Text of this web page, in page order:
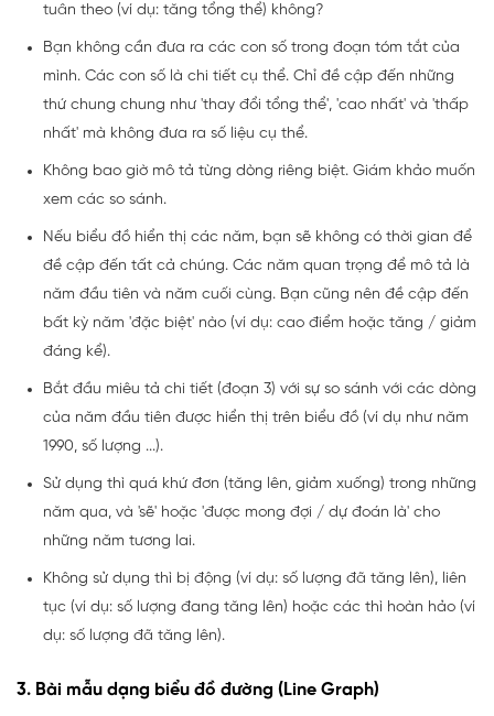
tuân theo (ví dụ: tăng tổng thể) không?
Bạn không cần đưa ra các con số trong đoạn tóm tắt của
mình. Các con số là chi tiết cụ thể. Chỉ đề cập đến những
thứ chung chung như 'thay đổi tổng thể', 'cao nhất' và 'thấp
nhất' mà không đưa ra số liệu cụ thể.
Không bao giờ mô tả từng dòng riêng biệt. Giám khảo muốn
xem các so sánh.
Nếu biểu đồ hiển thị các năm, bạn sẽ không có thời gian để
đề cập đến tất cả chúng. Các năm quan trọng để mô tả là
năm đầu tiên và năm cuối cùng. Bạn cũng nên đề cập đến
bất kỳ năm 'đặc biệt' nào (ví dụ: cao điểm hoặc tăng / giảm
đáng kể).
Bắt đầu miêu tả chi tiết (đoạn 3) với sự so sánh với các dòng
của năm đầu tiên được hiển thị trên biểu đồ (ví dụ như năm
1990, số lượng ...).
Sử dụng thì quá khứ đơn (tăng lên, giảm xuống) trong những
năm qua, và 'sẽ' hoặc 'được mong đợi / dự đoán là' cho
những năm tương lai.
Không sử dụng thì bị động (ví dụ: số lượng đã tăng lên), liên
tục (ví dụ: số lượng đang tăng lên) hoặc các thì hoàn hảo (ví
dụ: số lượng đã tăng lên).
3. Bài mẫu dạng biểu đồ đường (Line Graph)